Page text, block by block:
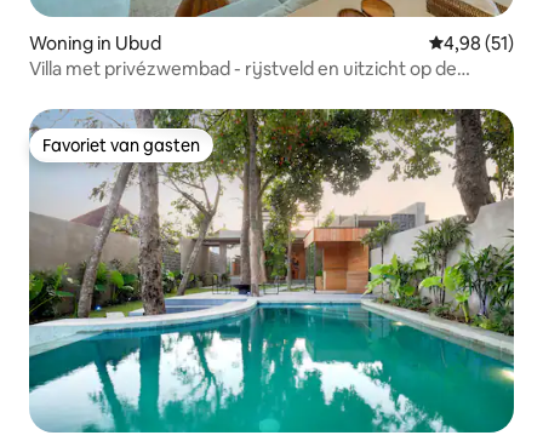
Woning in Ubud Gemiddelde
4,98 (51)
Villa met privézwembad - rijstveld en uitzicht op de
Favoriet van gasten
Favoriet van gasten